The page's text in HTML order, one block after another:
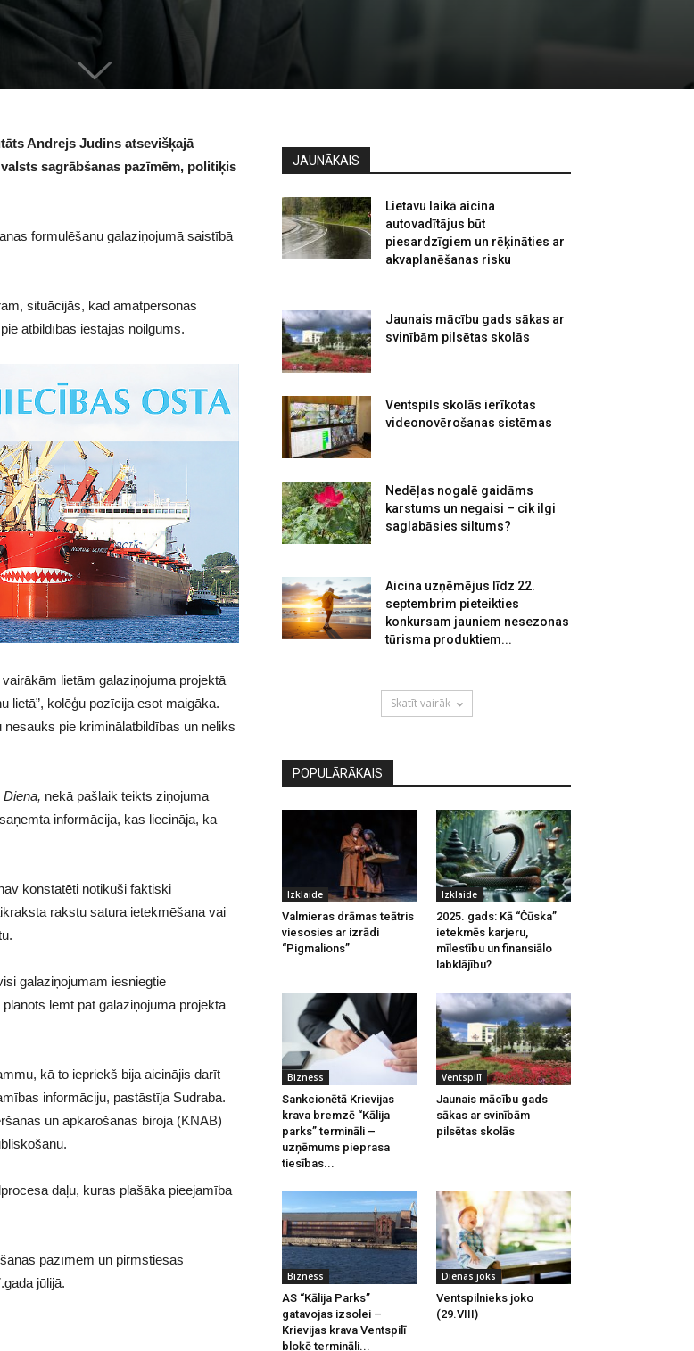
Andrejs Judins atsevišķajā
sagrābšanas pazīmēm, politiķis
formulēšanu galaziņojumā saistībā
situācijās, kad amatpersonas
atbildības iestājas noilgums.
lietām galaziņojuma projektā
lietā”, kolēģu pozīcija esot maigāka.
pie kriminālatbildības un neliks
Diena, nekā pašlaik teikts ziņojuma
informācija, kas liecināja, ka
konstatēti notikuši faktiski
rakstu satura ietekmēšana vai
galaziņojumam iesniegtie
lemt pat galaziņojuma projekta
kā to iepriekš bija aicinājis darīt
informāciju, pastāstīja Sudraba.
un apkarošanas biroja (KNAB)
daļu, kuras plašāka pieejamība
pazīmēm un pirmstiesas
jūlijā.
JAUNĀKAIS
Lietavu laikā aicina
autovadītājus būt
piesardzīgiem un rēķināties ar
akvaplanēšanas risku
Jaunais mācību gads sākas ar
svinībām pilsētas skolās
Ventspils skolās ierīkotas
videonovērošanas sistēmas
Nedēļas nogalē gaidāms
karstums un negaisi – cik ilgi
saglabāsies siltums?
Aicina uzņēmējus līdz 22.
septembrim pieteikties
konkursam jauniem nesezonas
tūrisma produktiem...
Skatīt vairāk
POPULĀRĀKAIS
Izklaide
Valmieras drāmas teātris
viesosies ar izrādi
“Pigmalions”
Izklaide
2025. gads: Kā “Čūska”
ietekmēs karjeru,
mīlestību un finansiālo
labklājību?
Bizness
Sankcionētā Krievijas
krava bremzē “Kālija
parks” termināli –
uzņēmums pieprasa
tiesības...
Ventspilī
Jaunais mācību gads
sākas ar svinībām
pilsētas skolās
Bizness
AS “Kālija Parks”
gatavojas izsolei –
Krievijas krava Ventspilī
bloķē termināli...
Dienas joks
Ventspilnieks joko
(29.VIII)